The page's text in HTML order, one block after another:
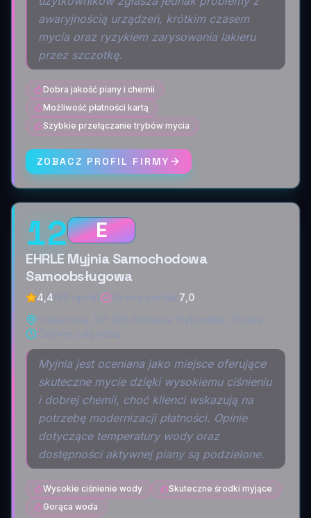
awaryjnością urządzeń, krótkim czasem
mycia oraz ryzykiem zarysowania lakieru
przez szczotkę.
Dobra jakość piany i chemii
Możliwość płatności kartą
Szybkie przełączanie trybów mycia
ZOBACZ PROFIL FIRMY
12 E
EHRLE Myjnia Samochodowa
Samoobsługowa
4,4
7,0
Myjnia jest oceniana jako miejsce oferujące
skuteczne mycie dzięki wysokiemu ciśnieniu
i dobrej chemii, choć klienci wskazują na
potrzebę modernizacji płatności. Opinie
dotyczące temperatury wody oraz
dostępności aktywnej piany są podzielone.
Wysokie ciśnienie wody
Skuteczne środki myjące
Gorąca woda